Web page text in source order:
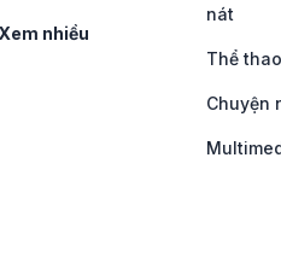
Xem nhiều
nát
Thể thao
Chuyện